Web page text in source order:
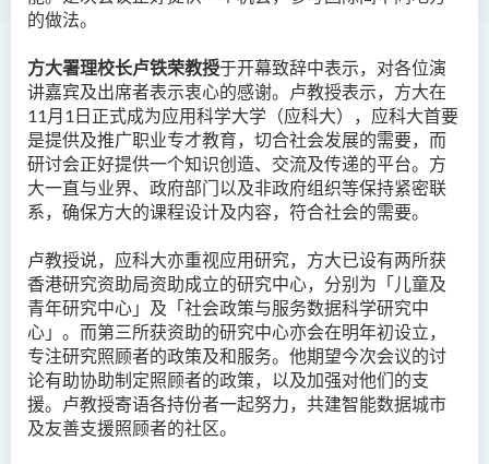
的做法。
方大署理校长卢铁荣教授于开幕致辞中表示，对各位演
讲嘉宾及出席者表示衷心的感谢。卢教授表示，方大在
11 月1 日正式成为应用科学大学（应科大），应科大首要
是提供及推广职业专才教育，切合社会发展的需要，而
研讨会正好提供一个知识创造、交流及传递的平台。方
大一直与业界、政府部门以及非政府组织等保持紧密联
系，确保方大的课程设计及内容，符合社会的需要。
卢教授说，应科大亦重视应用研究，方大已设有两所获
香港研究资助局资助成立的研究中心，分别为「儿童及
青年研究中心」及「社会政策与服务数据科学研究中
心」。而第三所获资助的研究中心亦会在明年初设立，
专注研究照顾者的政策及和服务。他期望今次会议的讨
论有助协助制定照顾者的政策，以及加强对他们的支
援。卢教授寄语各持份者一起努力，共建智能数据城市
及友善支援照顾者的社区。